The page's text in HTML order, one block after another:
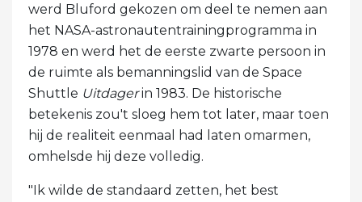
werd Bluford gekozen om deel te nemen aan
het NASA-astronautentrainingprogramma in
1978 en werd het de eerste zwarte persoon in
de ruimte als bemanningslid van de Space
Shuttle Uitdagerin 1983. De historische
betekenis zou't sloeg hem tot later, maar toen
hij de realiteit eenmaal had laten omarmen,
omhelsde hij deze volledig.
"Ik wilde de standaard zetten, het best